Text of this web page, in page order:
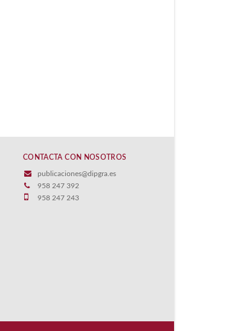
CONTACTA CON NOSOTROS
publicaciones@dipgra.es
958 247 392
958 247 243